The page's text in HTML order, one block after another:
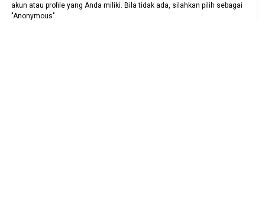
akun atau profile yang Anda miliki. Bila tidak ada, silahkan pilih sebagai
"Anonymous"